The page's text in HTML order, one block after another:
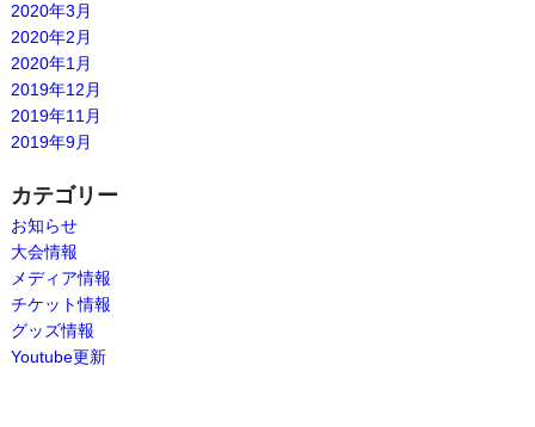
2020年3月
2020年2月
2020年1月
2019年12月
2019年11月
2019年9月
カテゴリー
お知らせ
大会情報
メディア情報
チケット情報
グッズ情報
Youtube更新